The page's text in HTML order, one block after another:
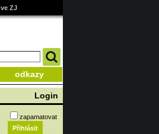
ZJ
odkazy
Login
zapamatovat